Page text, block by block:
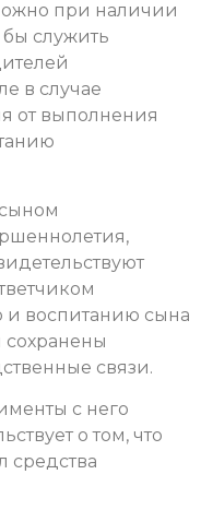
при наличии
бы служить
в случае
от выполнения
и воспитанию сына
связи.
с него
о том, что
средства